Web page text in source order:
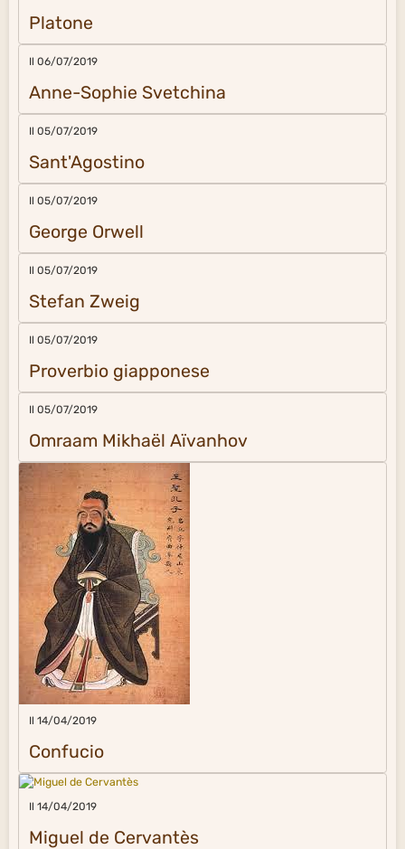
Platone
Il 06/07/2019
Anne-Sophie Svetchina
Il 05/07/2019
Sant'Agostino
Il 05/07/2019
George Orwell
Il 05/07/2019
Stefan Zweig
Il 05/07/2019
Proverbio giapponese
Il 05/07/2019
Omraam Mikhaël Aïvanhov
Il 14/04/2019
Confucio
Il 14/04/2019
Miguel de Cervantès